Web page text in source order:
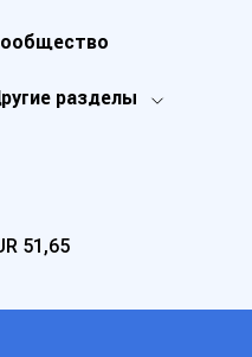
разделы
51,65